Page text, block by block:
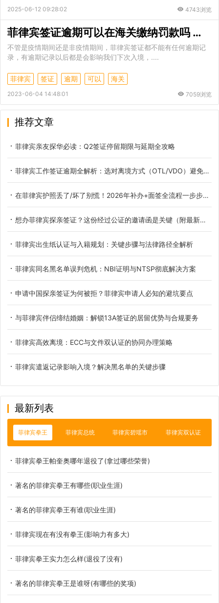
2025-06-12 09:28:02 4743浏览
菲律宾签证逾期可以在海关缴纳罚款吗 逾期如何计算罚款
不管是疫情期间还是非疫情期间，菲律宾签证都不能有任何逾期记
录，有逾期记录以后都是会影响我们下次入境，....
菲律宾 签证 逾期 可以 海关
2023-06-04 14:48:01 7059浏览
推荐文章
菲律宾亲友探华必读：Q2签证停留期限与延期全攻略
菲律宾工作签证逾期全解析：选对离境方式（OTL/VDO）避免黑名单
在菲律宾护照丢了/坏了别慌！2026年补办+面签全流程一步步教你
想办菲律宾探亲签证？这份经过公证的邀请函是关键（附最新材料清单）
菲律宾出生纸认证与入籍规划：关键步骤与法律路径全解析
菲律宾同名黑名单误判危机：NBI证明与NTSP彻底解决方案
申请中国探亲签证为何被拒？菲律宾申请人必知的避坑要点
与菲律宾伴侣缔结婚姻：解锁13A签证的居留优势与合规要务
菲律宾高效离境：ECC与文件双认证的协同办理策略
菲律宾遣返记录影响入境？解决黑名单的关键步骤
最新列表
菲律宾拳王 菲律宾总统 菲律宾碧瑶市 菲律宾双认证
菲律宾拳王帕奎奥哪年退役了(拿过哪些荣誉)
著名的菲律宾拳王有哪些(职业生涯)
著名的菲律宾拳王有谁(职业生涯)
菲律宾现在有没有拳王(影响力有多大)
菲律宾拳王实力怎么样(退役了没有)
著名的菲律宾拳王是谁呀(有哪些的奖项)